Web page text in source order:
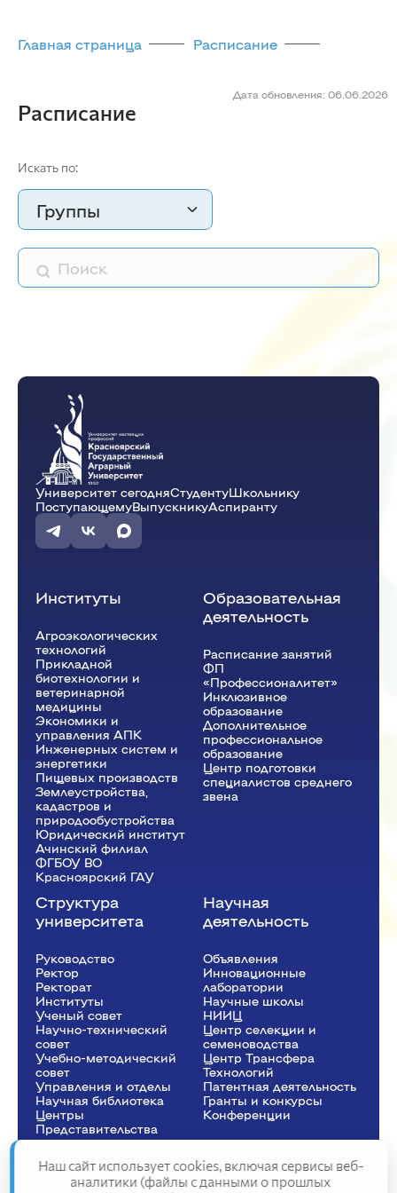
Главная страница Расписание
Дата обновления: 06.06.2026
Расписание
Искать по:
Группы
Университет сегодняСтудентуШкольнику
ПоступающемуВыпускникуАспиранту
Институты
Агроэкологических
технологий
Прикладной
биотехнологии и
ветеринарной
медицины
Экономики и
управления АПК
Инженерных систем и
энергетики
Пищевых производств
Землеустройства,
кадастров и
природообустройства
Юридический институт
Ачинский филиал
ФГБОУ ВО
Красноярский ГАУ
Образовательная
деятельность
Расписание занятий
ФП
«Профессионалитет»
Инклюзивное
образование
Дополнительное
профессиональное
образование
Центр подготовки
специалистов среднего
звена
Структура
университета
Руководство
Ректор
Рeкторат
Институты
Ученый совет
Научно-технический
совет
Учебно-методический
совет
Управления и отделы
Научная библиотека
Центры
Представительства
Научная
деятельность
Объявления
Инновационные
лаборатории
Научные школы
НИИЦ
Центр селекции и
семеноводства
Центр Трансфера
Технологий
Патентная деятельность
Гранты и конкурсы
Конференции
Наш сайт использует cookies, включая сервисы веб-
аналитики (файлы с данными о прошлых